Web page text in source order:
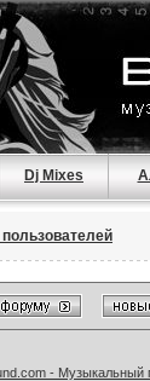
Dj Mixes
- Музыкальный